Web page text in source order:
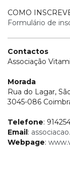
COMO
Formulário de
Contactos
Associação
Morada
Rua do Lagar,
3045-086
Telefone:
Email:
Webpage: